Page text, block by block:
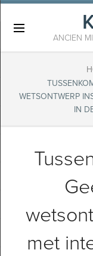
ANCIEN
WETSONTWERP
IN
met